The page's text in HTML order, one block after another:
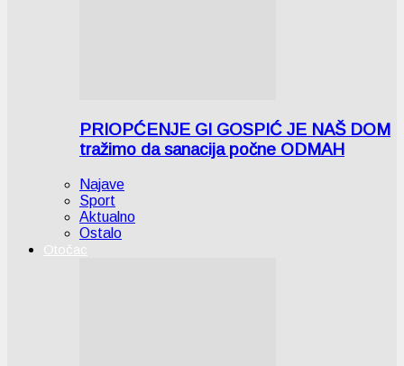
PRIOPĆENJE GI GOSPIĆ JE NAŠ DOM
tražimo da sanacija počne ODMAH
Najave
Sport
Aktualno
Ostalo
Otočac